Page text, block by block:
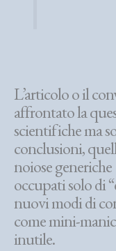
L’articolo o il
affrontato la
scientifiche ma
conclusioni,
noiose
occupati solo di
nuovi modi di
come mini-
inutile.